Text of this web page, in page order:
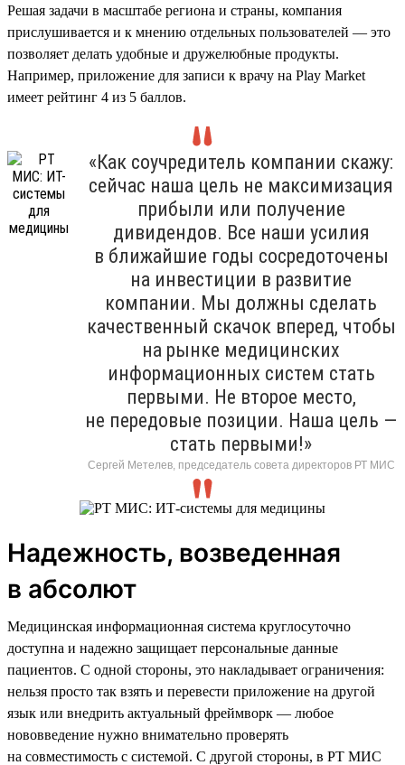
Решая задачи в масштабе региона и страны, компания
прислушивается и к мнению отдельных пользователей — это
позволяет делать удобные и дружелюбные продукты.
Например, приложение для записи к врачу на Play Market
имеет рейтинг 4 из 5 баллов.
«Как соучредитель компании скажу:
сейчас наша цель не максимизация
прибыли или получение
дивидендов. Все наши усилия
в ближайшие годы сосредоточены
на инвестиции в развитие
компании. Мы должны сделать
качественный скачок вперед, чтобы
на рынке медицинских
информационных систем стать
первыми. Не второе место,
не передовые позиции. Наша цель —
стать первыми!»
Сергей Метелев, председатель совета директоров РТ МИС
Надежность, возведенная
в абсолют
Медицинская информационная система круглосуточно
доступна и надежно защищает персональные данные
пациентов. С одной стороны, это накладывает ограничения:
нельзя просто так взять и перевести приложение на другой
язык или внедрить актуальный фреймворк — любое
нововведение нужно внимательно проверять
на совместимость с системой. С другой стороны, в РТ МИС